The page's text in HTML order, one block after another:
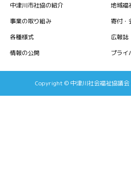
中津川市社協の紹介
地域福
事業の取り組み
寄付・
各種様式
広報誌
情報の公開
プライ
Copyright © 中津川社会福祉協議